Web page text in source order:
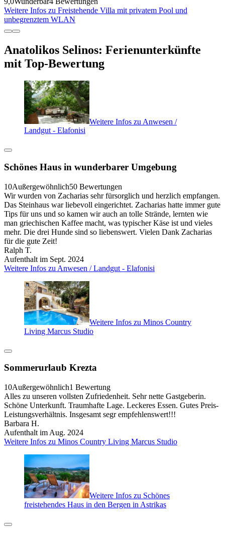
Weitere Infos zu Freistehende Villa mit privatem Pool und
unbegrenztem WLAN
Anatolikos Selinos: Ferienunterkünfte
mit Top-Bewertung
Weitere Infos zu Anwesen /
Landgut - Elafonisi
Schönes Haus in wunderbarer Umgebung
10Außergewöhnlich50 Bewertungen
Wir wurden von Zacharias sehr fürsorglich und herzlich empfangen.
Das Steinhaus war liebevoll eingerichtet. Zacharias hatte immer gute
Tips für uns und so kamen wir auch an tolle Strände, lernten wie
man griechischen Kaffee macht, was typischer Käse ist und vieles
mehr. Die drei Hunde sind so liebenswert. Vielen Dank Zacharias
für die gute Zeit!
Ralph T.
Aufenthalt im Sept. 2024
Weitere Infos zu Anwesen / Landgut - Elafonisi
Weitere Infos zu Minos Country
Living Marcus Studio
Sommerurlaub Krezta
10Außergewöhnlich1 Bewertung
Alles zu unseren vollsten Zufriedenheit. Sehr nette Gastgeberin.
Schöne Unterkunft. Traumhafte Lage. Leckeres Essen. Gutes Preis-
Leistungsverhältnis. Insgesamt segr empfehlenswert!!!
Barbara H.
Aufenthalt im Aug. 2024
Weitere Infos zu Minos Country Living Marcus Studio
Weitere Infos zu Schönes
freistehendes Haus in den Bergen in Astrikas